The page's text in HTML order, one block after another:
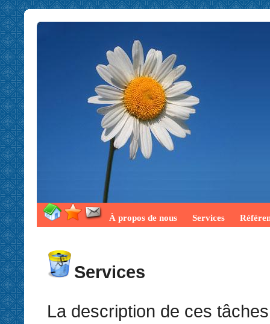
À propos de nous Services
Services
La description de ces